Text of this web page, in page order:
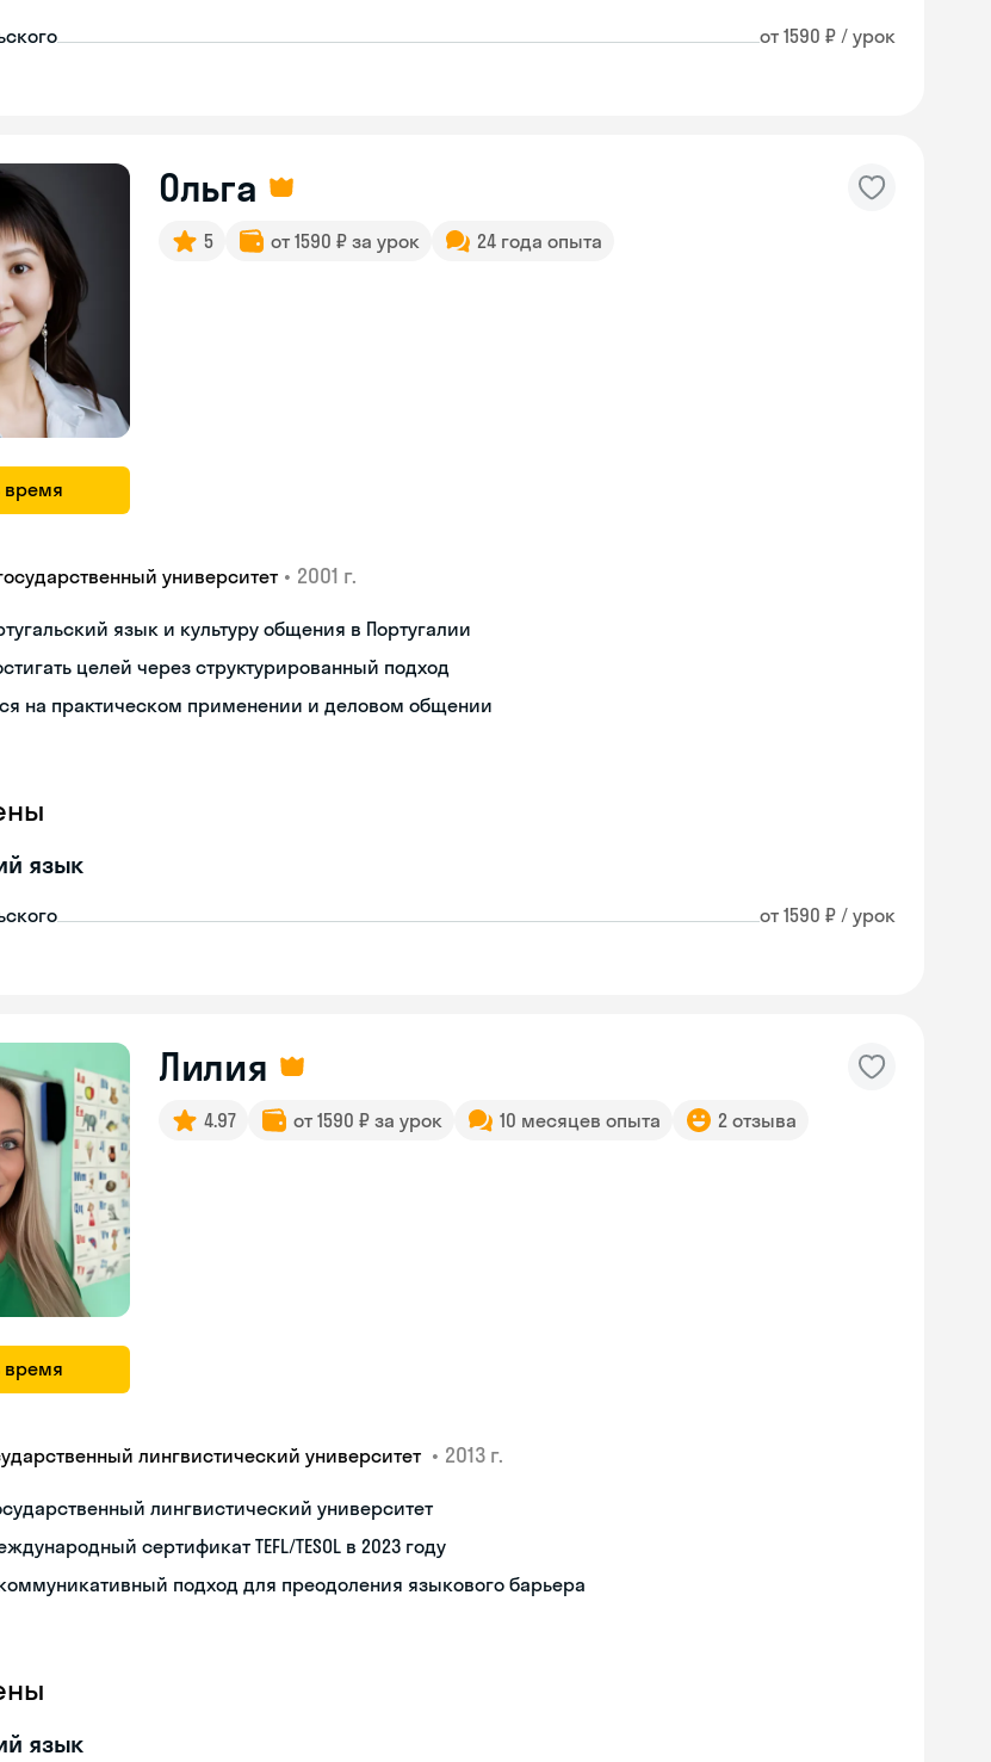
от 1590 ₽ / урок
время
Ольга
5 от 1590 ₽ за урок 24 года опыта
университет • 2001 г.
язык и культуру общения в Португалии
целей через структурированный подход
на практическом применении и деловом общении
язык
от 1590 ₽ / урок
время
Лилия
4.97 от 1590 ₽ за урок 10 месяцев опыта 2 отзыва
лингвистический университет • 2013 г.
лингвистический университет
сертификат TEFL/TESOL в 2023 году
подход для преодоления языкового барьера
язык